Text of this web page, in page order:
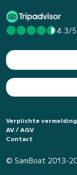
4.3/5
Verplichte
AV / AGV
Contact
© SamBoat 2013-